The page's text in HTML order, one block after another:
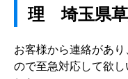
理 埼玉県
お客様から連絡があ
ので至急対応して欲